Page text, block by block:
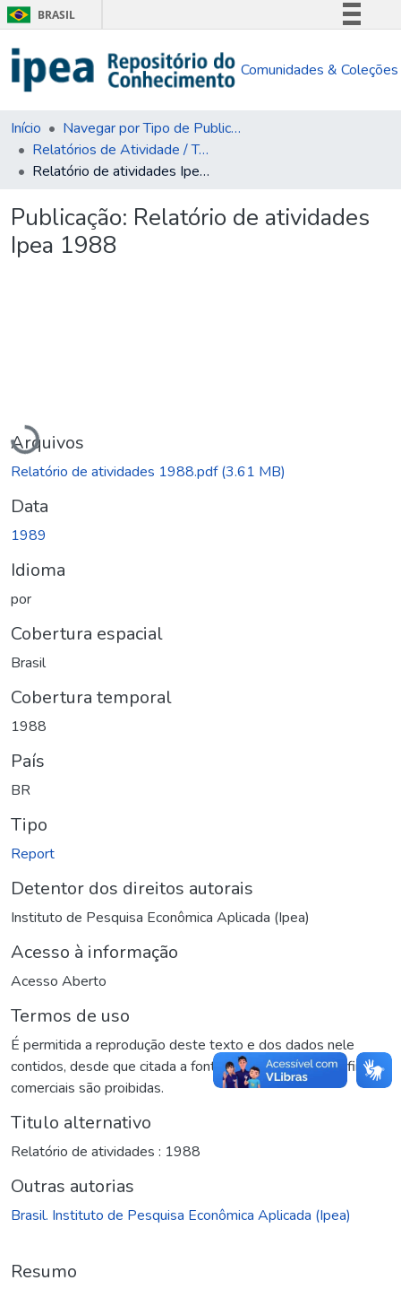
BRASIL
Comunica BR
Acesso à informação
Comunidades & Coleções
Início
Navegar por Tipo de Publicação
Relatórios de Atividade / Técnicos
Relatório de atividades Ipea 1988
Publicação: Relatório de atividades
Ipea 1988
Carregando...
Arquivos
Relatório de atividades 1988.pdf(3.61 MB)
Data
1989
Idioma
por
Cobertura espacial
Brasil
Cobertura temporal
1988
País
BR
Tipo
Report
Detentor dos direitos autorais
Instituto de Pesquisa Econômica Aplicada (Ipea)
Acesso à informação
Acesso Aberto
Termos de uso
É permitida a reprodução deste texto e dos dados nele
contidos, desde que citada a fonte. Reproduções para fins
comerciais são proibidas.
Titulo alternativo
Relatório de atividades : 1988
Outras autorias
Brasil. Instituto de Pesquisa Econômica Aplicada (Ipea)
Resumo